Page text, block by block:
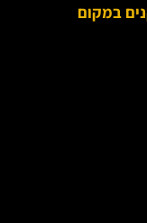
במקום